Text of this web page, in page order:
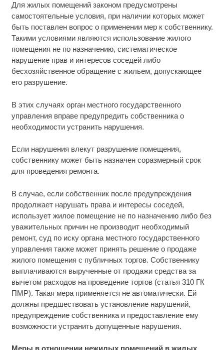
Для жилых помещений законом предусмотрены
самостоятельные условия, при наличии которых может
быть поставлен вопрос о применении мер к собственнику.
Такими условиями являются использование жилого
помещения не по назначению, систематическое
нарушение прав и интересов соседей либо
бесхозяйственное обращение с жильем, допускающее
его разрушение.
В этих случаях орган местного государственного
управления вправе предупредить собственника о
необходимости устранить нарушения.
Если нарушения влекут разрушение помещения,
собственнику может быть назначен соразмерный срок
для проведения ремонта.
В случае, если собственник после предупреждения
продолжает нарушать права и интересы соседей,
использует жилое помещение не по назначению либо без
уважительных причин не производит необходимый
ремонт, суд по иску органа местного государственного
управления также может принять решение о продаже
жилого помещения с публичных торгов. Собственнику
выплачиваются вырученные от продажи средства за
вычетом расходов на проведение торгов (статья 310 ГК
ПМР). Такая мера применяется не автоматически. Ей
должны предшествовать установление нарушений,
предупреждение собственника и предоставление ему
возможности устранить допущенные нарушения.